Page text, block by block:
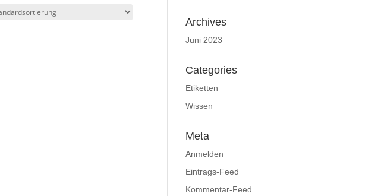
Archives
Juni 2023
Categories
Etiketten
Wissen
Meta
Anmelden
Eintrags-Feed
Kommentar-Feed